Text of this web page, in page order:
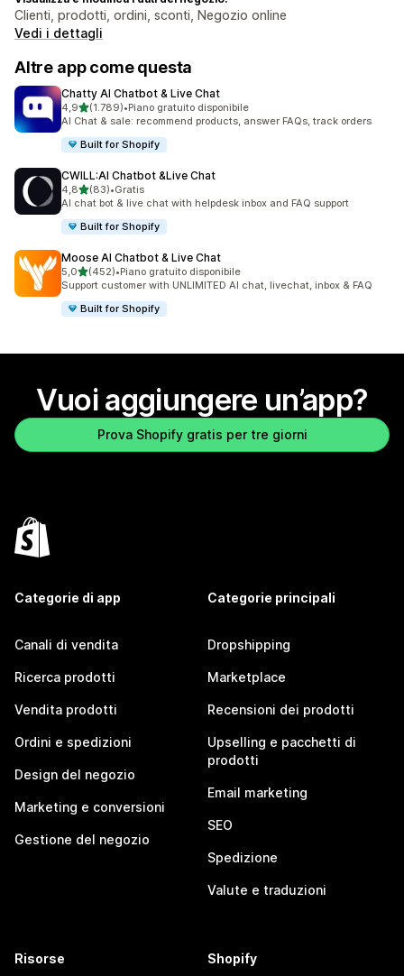
Clienti, prodotti, ordini, sconti, Negozio online
Vedi i dettagli
Altre app come questa
Chatty AI Chatbot & Live Chat
4,9stelle su 5
(1.789)
1789 recensioni totali
•Piano gratuito disponibile
AI Chat & sale: recommend products, answer FAQs, track orders
Built for Shopify
CWILL:AI Chatbot &Live Chat
4,8stelle su 5
(83)
83 recensioni totali
•Gratis
AI chat bot & live chat with helpdesk inbox and FAQ support
Built for Shopify
Moose AI Chatbot & Live Chat
5,0stelle su 5
(452)
452 recensioni totali
•Piano gratuito disponibile
Support customer with UNLIMITED AI chat, livechat, inbox & FAQ
Built for Shopify
Vuoi aggiungere un’app?
Prova Shopify gratis per tre giorni
Categorie di app
Canali di vendita
Ricerca prodotti
Vendita prodotti
Ordini e spedizioni
Design del negozio
Marketing e conversioni
Gestione del negozio
Categorie principali
Dropshipping
Marketplace
Recensioni dei prodotti
Upselling e pacchetti di
prodotti
Email marketing
SEO
Spedizione
Valute e traduzioni
Risorse Shopify